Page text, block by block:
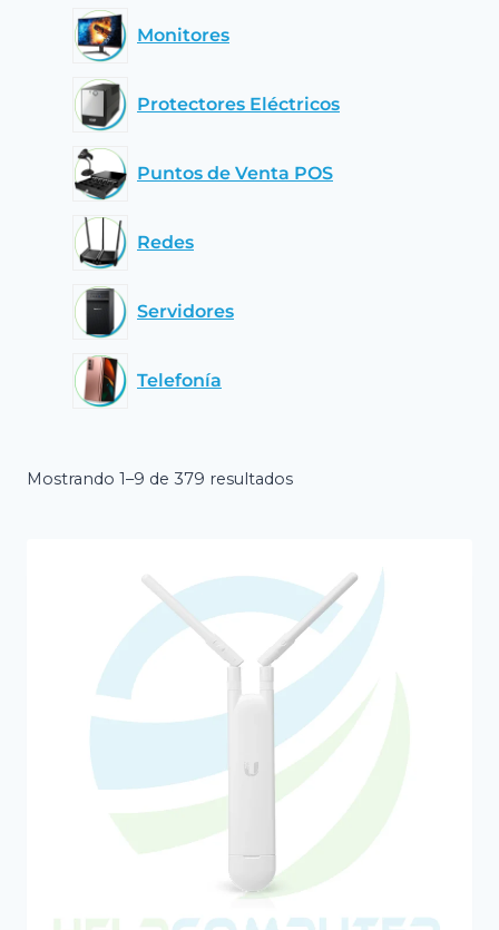
Mostrando 1–9 de 379 resultados
Monitores
Protectores Eléctricos
Puntos de Venta POS
Redes
Servidores
Telefonía